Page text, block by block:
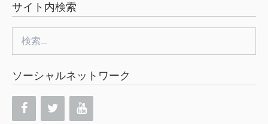
サイト内検索
索:
ソーシャルネットワーク